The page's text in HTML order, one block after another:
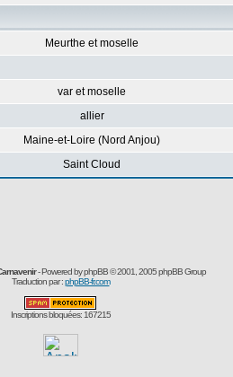
Meurthe et moselle
var et moselle
allier
Maine-et-Loire (Nord Anjou)
Saint Cloud
- Powered byphpBB© 2001, 2005 phpBB Group
Traduction par :phpBB-fr.com
Inscriptions bloquées: 167215